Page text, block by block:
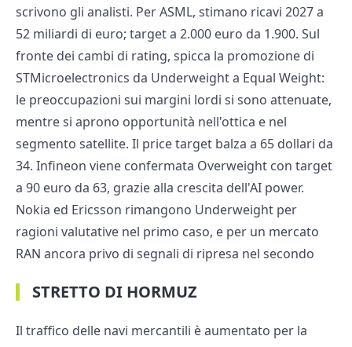
scrivono gli analisti. Per ASML, stimano ricavi 2027 a
52 miliardi di euro; target a 2.000 euro da 1.900. Sul
fronte dei cambi di rating, spicca la promozione di
STMicroelectronics da Underweight a Equal Weight:
le preoccupazioni sui margini lordi si sono attenuate,
mentre si aprono opportunità nell'ottica e nel
segmento satellite. Il price target balza a 65 dollari da
34. Infineon viene confermata Overweight con target
a 90 euro da 63, grazie alla crescita dell'AI power.
Nokia ed Ericsson rimangono Underweight per
ragioni valutative nel primo caso, e per un mercato
RAN ancora privo di segnali di ripresa nel secondo
STRETTO DI HORMUZ
Il traffico delle navi mercantili è aumentato per la